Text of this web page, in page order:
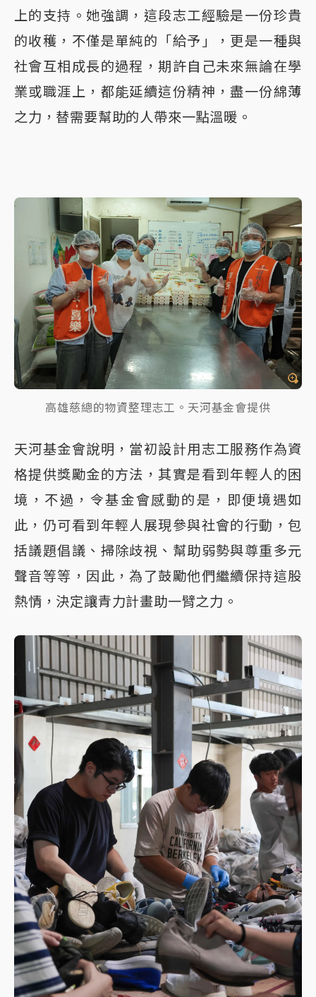
上的支持。她強調，這段志工經驗是一份珍貴
的收穫，不僅是單純的「給予」，更是一種與
社會互相成長的過程，期許自己未來無論在學
業或職涯上，都能延續這份精神，盡一份綿薄
之力，替需要幫助的人帶來一點溫暖。
高雄慈總的物資整理志工。天河基金會提供
天河基金會說明，當初設計用志工服務作為資
格提供獎勵金的方法，其實是看到年輕人的困
境，不過，令基金會感動的是，即便境遇如
此，仍可看到年輕人展現參與社會的行動，包
括議題倡議、掃除歧視、幫助弱勢與尊重多元
聲音等等，因此，為了鼓勵他們繼續保持這股
熱情，決定讓青力計畫助一臂之力。